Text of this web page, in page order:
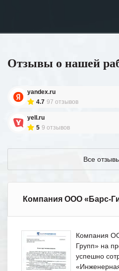
Отзывы о нашей
yandex.ru
4.7 97 отзывов
yell.ru
5 9 отзывов
Все
Компания ООО «Барс-
Компания
Групп» на
успешно